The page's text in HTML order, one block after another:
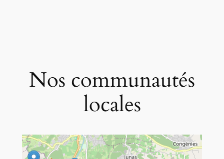
Nos communautés
locales